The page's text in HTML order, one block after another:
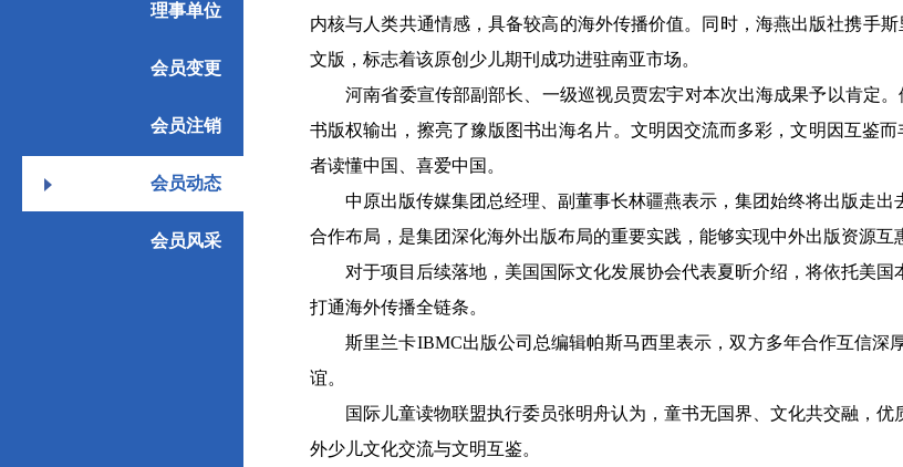
理事单位
会员变更
会员注销
会员动态
会员风采
内核与人类共通情感，具备较高的海外传播价值。同时，海燕出版社携手
文版，标志着该原创少儿期刊成功进驻南亚市场。
河南省委宣传部副部长、一级巡视员贾宏宇对本次出海成果予以肯定。
书版权输出，擦亮了豫版图书出海名片。文明因交流而多彩，文明因互鉴
者读懂中国、喜爱中国。
中原出版传媒集团总经理、副董事长林疆燕表示，集团始终将出版走出
合作布局，是集团深化海外出版布局的重要实践，能够实现中外出版资源互
对于项目后续落地，美国国际文化发展协会代表夏昕介绍，将依托美国
打通海外传播全链条。
斯里兰卡IBMC出版公司总编辑帕斯马西里表示，双方多年合作互信深
谊。
国际儿童读物联盟执行委员张明舟认为，童书无国界、文化共交融，优
外少儿文化交流与文明互鉴。